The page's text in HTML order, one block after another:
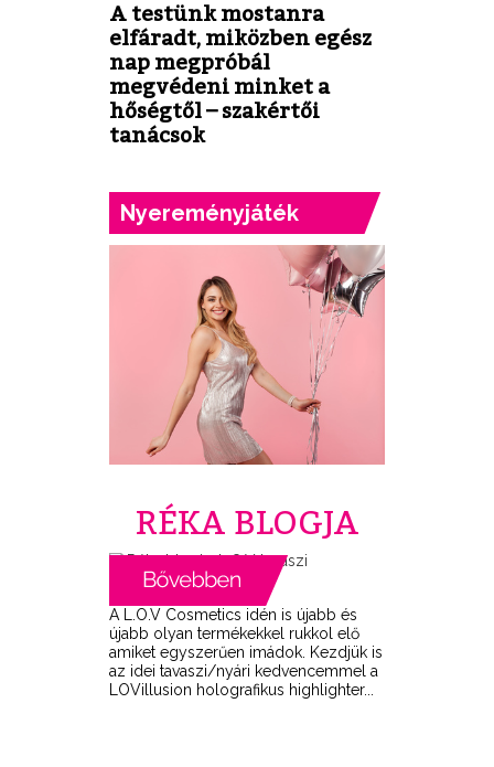
A testünk mostanra
elfáradt, miközben egész
nap megpróbál
megvédeni minket a
hőségtől – szakértői
tanácsok
Nyereményjáték
RÉKA BLOGJA
A L.O.V Cosmetics idén is újabb és
újabb olyan termékekkel rukkol elő
amiket egyszerűen imádok. Kezdjük is
az idei tavaszi/nyári kedvencemmel a
LOVillusion holografikus highlighter...